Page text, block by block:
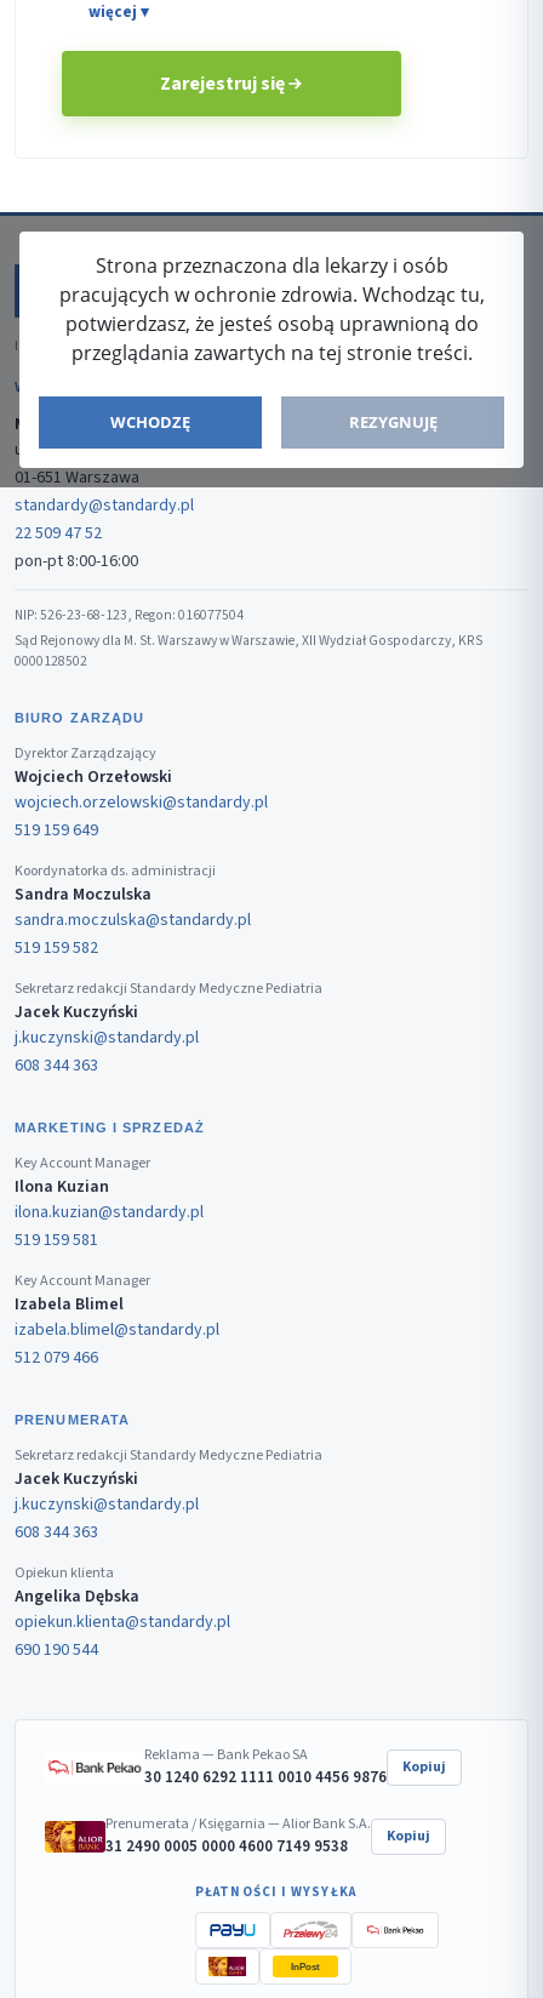
Zarejestruj się
Strona przeznaczona dla lekarzy i osób
pracujących w ochronie zdrowia. Wchodząc tu,
potwierdzasz, że jesteś osobą uprawnioną do
przeglądania zawartych na tej stronie treści.
WCHODZĘ REZYGNUJĘ
ISSN: 2080-5438
WYDAWCA
Media-Press Sp. z o.o.
ul. Gwiaździsta 7B/8
01-651 Warszawa
standardy@standardy.pl
22 509 47 52
pon-pt 8:00-16:00
NIP: 526-23-68-123, Regon: 016077504
Sąd Rejonowy dla M. St. Warszawy w Warszawie, XII Wydział Gospodarczy, KRS
0000128502
BIURO ZARZĄDU
Dyrektor Zarządzający
Wojciech Orzełowski
wojciech.orzelowski@standardy.pl
519 159 649
Koordynatorka ds. administracji
Sandra Moczulska
sandra.moczulska@standardy.pl
519 159 582
Sekretarz redakcji Standardy Medyczne Pediatria
Jacek Kuczyński
j.kuczynski@standardy.pl
608 344 363
MARKETING I SPRZEDAŻ
Key Account Manager
Ilona Kuzian
ilona.kuzian@standardy.pl
519 159 581
Key Account Manager
Izabela Blimel
izabela.blimel@standardy.pl
512 079 466
PRENUMERATA
Sekretarz redakcji Standardy Medyczne Pediatria
Jacek Kuczyński
j.kuczynski@standardy.pl
608 344 363
Opiekun klienta
Angelika Dębska
opiekun.klienta@standardy.pl
690 190 544
Reklama — Bank Pekao SA
30 1240 6292 1111 0010 4456 9876 Kopiuj
Prenumerata / Księgarnia — Alior Bank S.A.
31 2490 0005 0000 4600 7149 9538 Kopiuj
PŁATNOŚCI I WYSYŁKA
InPost